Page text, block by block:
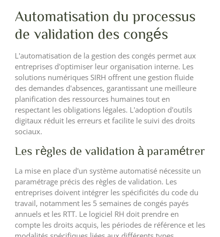
Automatisation du processus
de validation des congés
L'automatisation de la gestion des congés permet aux
entreprises d'optimiser leur organisation interne. Les
solutions numériques SIRH offrent une gestion fluide
des demandes d'absences, garantissant une meilleure
planification des ressources humaines tout en
respectant les obligations légales. L'adoption d'outils
digitaux réduit les erreurs et facilite le suivi des droits
sociaux.
Les règles de validation à paramétrer
La mise en place d'un système automatisé nécessite un
paramétrage précis des règles de validation. Les
entreprises doivent intégrer les spécificités du code du
travail, notamment les 5 semaines de congés payés
annuels et les RTT. Le logiciel RH doit prendre en
compte les droits acquis, les périodes de référence et les